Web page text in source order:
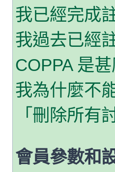
我已經完成
我過去已經
COPPA 是甚
我為什麼不
「刪除所有
會員參數和